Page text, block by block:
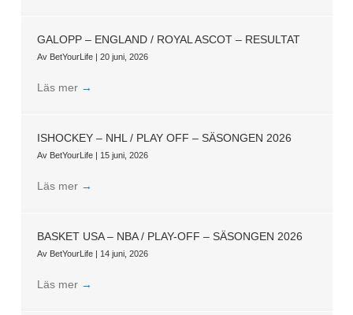
GALOPP – ENGLAND / ROYAL ASCOT – RESULTAT
Av BetYourLife | 20 juni, 2026
Läs mer →
ISHOCKEY – NHL / PLAY OFF – SÄSONGEN 2026
Av BetYourLife | 15 juni, 2026
Läs mer →
BASKET USA – NBA / PLAY-OFF – SÄSONGEN 2026
Av BetYourLife | 14 juni, 2026
Läs mer →